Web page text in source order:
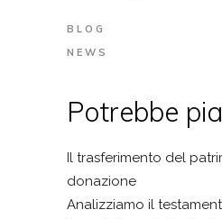
BLOG
NEWS
Potrebbe
Il trasferimento del
donazione
Analizziamo il